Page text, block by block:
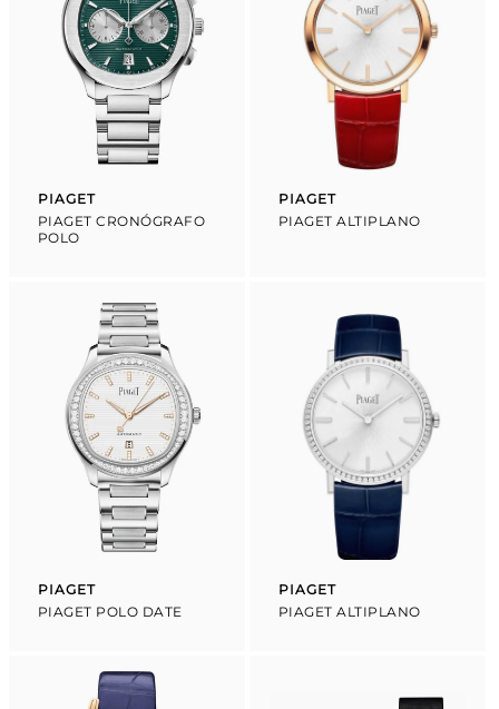
Proveedor:
PIAGET
PIAGET CRONÓGRAFO
POLO
Proveedor:
PIAGET
PIAGET ALTIPLANO
Proveedor:
PIAGET
PIAGET POLO DATE
Proveedor:
PIAGET
PIAGET ALTIPLANO